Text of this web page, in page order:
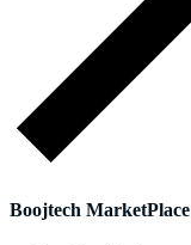
Boojtech MarketPlace